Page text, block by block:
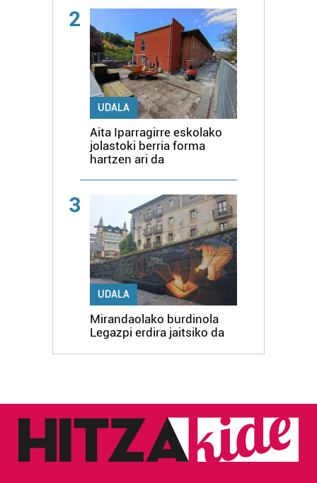
2
UDALA
Aita Iparragirre eskolako
jolastoki berria forma
hartzen ari da
3
UDALA
Mirandaolako burdinola
Legazpi erdira jaitsiko da